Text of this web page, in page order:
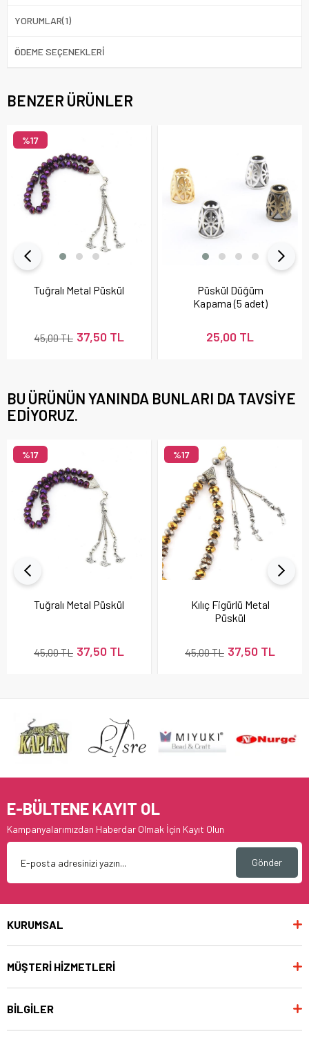
YORUMLAR(1)
ÖDEME SEÇENEKLERI
BENZER ÜRÜNLER
Tuğralı Metal Püskül
37,50 TL
45,00 TL
%17
Püskül Düğüm
Kapama (5 adet)
25,00 TL
BU ÜRÜNÜN YANINDA BUNLARI DA TAVSIYE
EDIYORUZ.
Tuğralı Metal Püskül
37,50 TL
45,00 TL
%17
Kılıç Figürlü Metal
Püskül
37,50 TL
45,00 TL
%17
E-BÜLTENE KAYIT OL
Kampanyalarımızdan Haberdar Olmak İçin Kayıt Olun
Gönder
KURUMSAL
MÜŞTERİ HİZMETLERİ
BİLGİLER